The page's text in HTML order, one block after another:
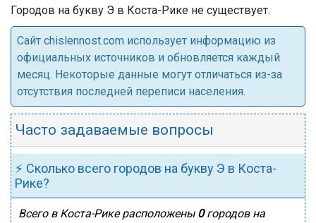
Городов на букву Э в Коста-Рике не существует.
Cайт chislennost.com использует информацию из
официальных источников и обновляется каждый
месяц. Некоторые данные могут отличаться из-за
отсутствия последней переписи населения.
Часто задаваемые вопросы
⚡ Сколько всего городов на букву Э в Коста-
Рике?
Всего в Коста-Рике расположены 0городов на